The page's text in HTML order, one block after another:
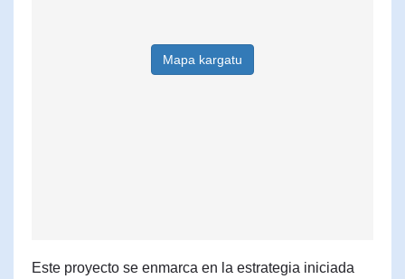
Mapa kargatu
Este proyecto se enmarca en la estrategia iniciada